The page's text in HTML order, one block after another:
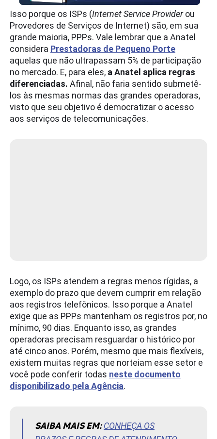
Isso porque os ISPs (Internet Service Providerou
Provedores de Serviços de Internet) são, em sua
grande maioria, PPPs. Vale lembrar que a Anatel
considera Prestadoras de Pequeno Porte
aquelas que não ultrapassam 5% de participação
no mercado. E, para eles, a Anatel aplica regras
diferenciadas. Afinal, não faria sentido submetê-
los às mesmas normas das grandes operadoras,
visto que seu objetivo é democratizar o acesso
aos serviços de telecomunicações.
Logo, os ISPs atendem a regras menos rígidas, a
exemplo do prazo que devem cumprir em relação
aos registros telefônicos. Isso porque a Anatel
exige que as PPPs mantenham os registros por, no
mínimo, 90 dias. Enquanto isso, as grandes
operadoras precisam resguardar o histórico por
até cinco anos. Porém, mesmo que mais flexíveis,
existem muitas regras que norteiam esse setor e
você pode conferir todas neste documento
disponibilizado pela Agência.
SAIBA MAIS EM:CONHEÇA OS